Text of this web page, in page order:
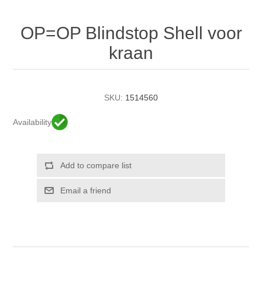
OP=OP Blindstop Shell voor
kraan
SKU: 1514560
Availability